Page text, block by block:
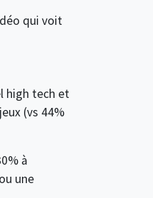
qui voit
high tech et
(vs 44%
à
une